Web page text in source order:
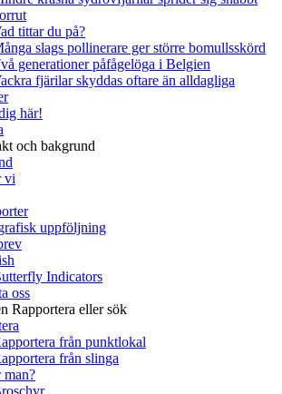
tittar du på?
slags pollinerare ger större bomullsskörd
generationer påfågelöga i Belgien
fjärilar skyddas oftare än alldagliga
här!
och bakgrund
vi
uppföljning
Indicators
oss
Rapportera eller sök
från punktlokal
från slinga